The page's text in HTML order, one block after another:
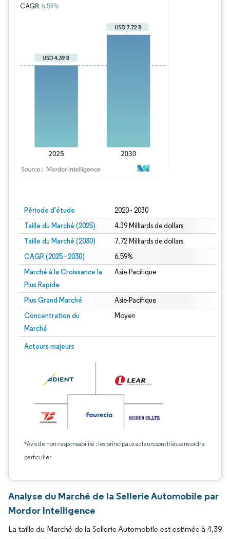
Période d'étude 2020 - 2030
Taille du Marché (2025) 4.39 Milliards de dollars
Taille du Marché (2030) 7.72 Milliards de dollars
CAGR (2025 - 2030) 6.59%
Marché à la Croissance la
Plus Rapide
Asie-Pacifique
Plus Grand Marché Asie-Pacifique
Concentration du
Marché
Moyen
Acteurs majeurs
*Avis de non-responsabilité : les principaux acteurs sont triés sans ordre
particulier
Analyse du Marché de la Sellerie Automobile par
Mordor Intelligence
La taille du Marché de la Sellerie Automobile est estimée à 4,39